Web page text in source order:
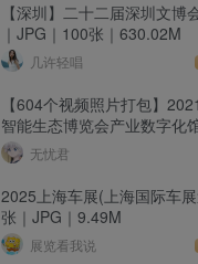
【深圳】二十二届深圳文博
｜JPG｜100张｜630.02M
几许轻唱
【604个视频照片打包】
智能生态博览会产业数字化
无忧君
2025上海车展(上海国际车
张｜JPG｜9.49M
展览看我说